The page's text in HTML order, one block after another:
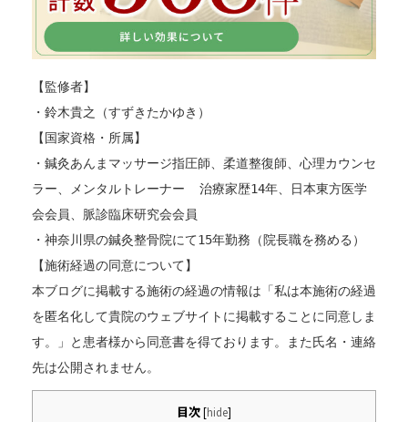
【監修者】
・鈴木貴之（すずきたかゆき）
【国家資格・所属】
・鍼灸あんまマッサージ指圧師、柔道整復師、心理カウンセ
ラー、メンタルトレーナー  治療家歴14年、日本東方医学
会会員、脈診臨床研究会会員
・神奈川県の鍼灸整骨院にて15年勤務（院長職を務める）
【施術経過の同意について】
本ブログに掲載する施術の経過の情報は「私は本施術の経過
を匿名化して貴院のウェブサイトに掲載することに同意しま
す。」と患者様から同意書を得ております。また氏名・連絡
先は公開されません。
目次[hide]